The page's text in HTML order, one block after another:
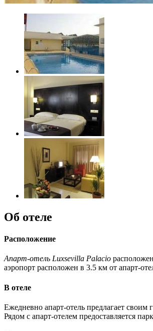
Об отеле
Расположение
Апарт-отель Luxsevilla Palacio
аэропорт расположен в 3.5 км от апарт-
В отеле
Ежедневно апарт-отель предлагает своим
Рядом с апарт-отелем предоставляется